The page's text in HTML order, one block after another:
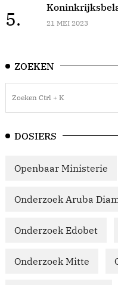
5. 21 MEI 2023
ZOEKEN
DOSIERS
Openbaar Ministerie
Onderzoek Aruba
Onderzoek Edobet
Onderzoek Mitte